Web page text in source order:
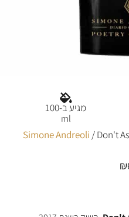
Simone Andreoli/ Don't
מגיע ב-100
ml